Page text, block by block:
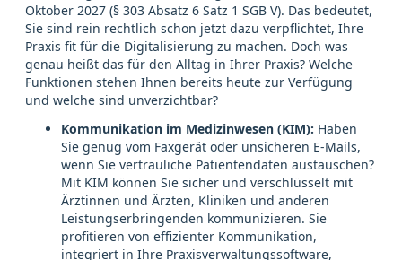
Oktober 2027 (§ 303 Absatz 6 Satz 1 SGB V). Das bedeutet,
Sie sind rein rechtlich schon jetzt dazu verpflichtet, Ihre
Praxis fit für die Digitalisierung zu machen. Doch was
genau heißt das für den Alltag in Ihrer Praxis? Welche
Funktionen stehen Ihnen bereits heute zur Verfügung
und welche sind unverzichtbar?
Kommunikation im Medizinwesen (KIM): Haben
Sie genug vom Faxgerät oder unsicheren E-Mails,
wenn Sie vertrauliche Patientendaten austauschen?
Mit KIM können Sie sicher und verschlüsselt mit
Ärztinnen und Ärzten, Kliniken und anderen
Leistungserbringenden kommunizieren. Sie
profitieren von effizienter Kommunikation,
integriert in Ihre Praxisverwaltungssoftware,